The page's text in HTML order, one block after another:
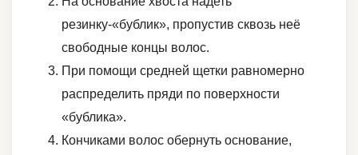
резинку-«бублик», пропустив сквозь неё
свободные концы волос.
При помощи средней щетки равномерно
распределить пряди по поверхности
«бублика».
Кончиками волос обернуть основание,